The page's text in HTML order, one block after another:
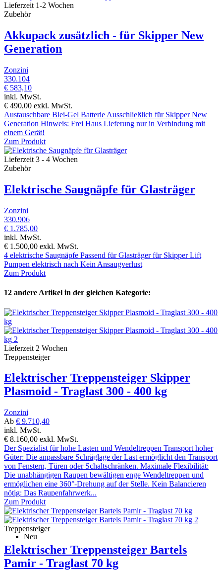
Lieferzeit 1-2 Wochen
Zubehör
Akkupack zusätzlich - für Skipper New
Generation
Zonzini
330.104
€ 583,10
inkl. MwSt.
€ 490,00 exkl. MwSt.
Austauschbare Blei-Gel Batterie Ausschließlich für Skipper New
Generation Hinweis: Frei Haus Lieferung nur in Verbindung mit
einem Gerät!
Zum Produkt
Lieferzeit 3 - 4 Wochen
Zubehör
Elektrische Saugnäpfe für Glasträger
Zonzini
330.906
€ 1.785,00
inkl. MwSt.
€ 1.500,00 exkl. MwSt.
4 elektrische Saugnäpfe Passend für Glasträger für Skipper Lift
Pumpen elektrisch nach Kein Ansaugverlust
Zum Produkt
12 andere Artikel in der gleichen Kategorie:
Lieferzeit 2 Wochen
Treppensteiger
Elektrischer Treppensteiger Skipper
Plasmoid - Traglast 300 - 400 kg
Zonzini
Ab € 9.710,40
inkl. MwSt.
€ 8.160,00 exkl. MwSt.
Der Spezialist für hohe Lasten und Wendeltreppen Transport hoher
Güter: Die anpassbare Schräglage der Last ermöglicht den Transport
von Fenstern, Türen oder Schaltschränken. Maximale Flexibilität:
Die unabhängigen Raupen bewältigen enge Wendeltreppen und
ermöglichen eine 360°-Drehung auf der Stelle. Kein Balancieren
nötig: Das Raupenfahrwerk...
Zum Produkt
Neu
Treppensteiger
Elektrischer Treppensteiger Bartels
Pamir - Traglast 70 kg